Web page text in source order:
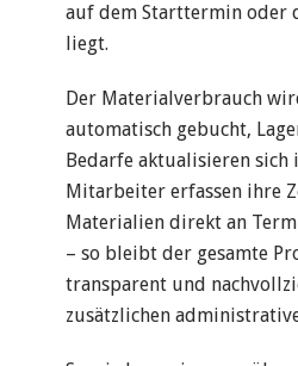
auf dem Starttermin oder
liegt.
Der Materialverbrauch
automatisch gebucht,
Bedarfe aktualisieren sich
Mitarbeiter erfassen ihre
Materialien direkt an
– so bleibt der gesamte
transparent und
zusätzlichen